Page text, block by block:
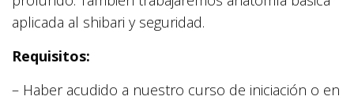
aplicada al shibari y seguridad.
Requisitos:
– Haber acudido a nuestro curso de iniciación o en